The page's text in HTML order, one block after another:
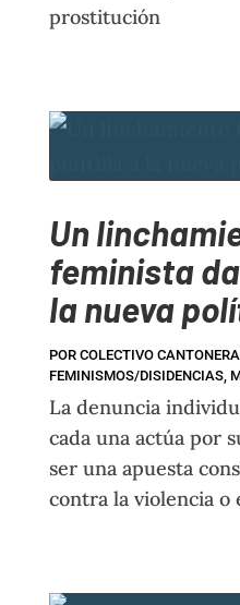
prostitución
Un
feminista
la nueva
POR COLECTIVO
FEMINISMOS/DISIDENCIAS,
La denuncia
cada una actúa por
ser una apuesta
contra la violencia o